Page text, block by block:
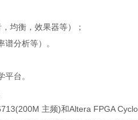
均衡，效果器等）；
分析等）。
台。
主频)和Altera FPGA